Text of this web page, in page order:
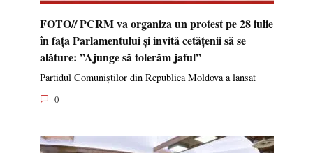
FOTO// PCRM va organiza un protest pe 28 iulie
în fața Parlamentului și invită cetățenii să se
alăture: ”Ajunge să tolerăm jaful”
Partidul Comuniștilor din Republica Moldova a lansat
0